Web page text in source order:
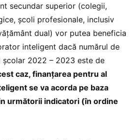
secundar superior (colegii,
școli profesionale, inclusiv
dual) vor putea beneficia
inteligent dacă numărul de
școlar 2022 – 2023 este de
caz, finanțarea pentru al
se va acorda pe baza
următorii indicatori (în ordine